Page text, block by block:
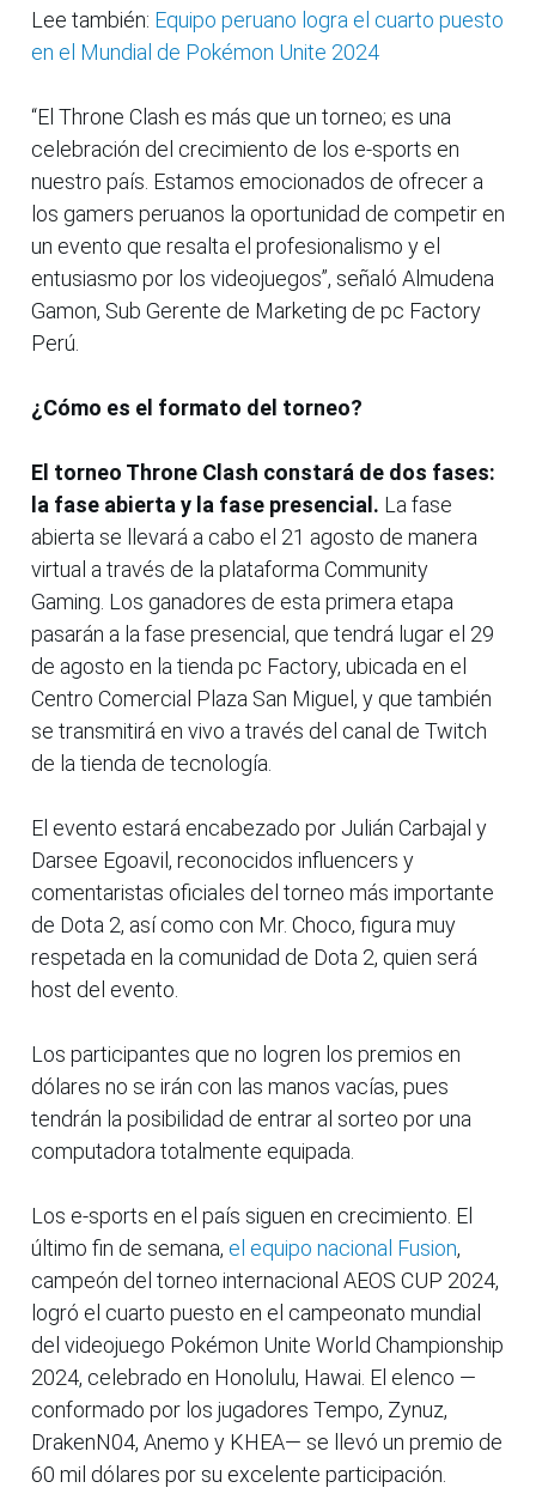
Lee también: Equipo peruano logra el cuarto puesto
en el Mundial de Pokémon Unite 2024
“El Throne Clash es más que un torneo; es una
celebración del crecimiento de los e-sports en
nuestro país. Estamos emocionados de ofrecer a
los gamers peruanos la oportunidad de competir en
un evento que resalta el profesionalismo y el
entusiasmo por los videojuegos”, señaló Almudena
Gamon, Sub Gerente de Marketing de pc Factory
Perú.
¿Cómo es el formato del torneo?
El torneo Throne Clash constará de dos fases:
la fase abierta y la fase presencial. La fase
abierta se llevará a cabo el 21 agosto de manera
virtual a través de la plataforma Community
Gaming. Los ganadores de esta primera etapa
pasarán a la fase presencial, que tendrá lugar el 29
de agosto en la tienda pc Factory, ubicada en el
Centro Comercial Plaza San Miguel, y que también
se transmitirá en vivo a través del canal de Twitch
de la tienda de tecnología.
El evento estará encabezado por Julián Carbajal y
Darsee Egoavil, reconocidos influencers y
comentaristas oficiales del torneo más importante
de Dota 2, así como con Mr. Choco, figura muy
respetada en la comunidad de Dota 2, quien será
host del evento.
Los participantes que no logren los premios en
dólares no se irán con las manos vacías, pues
tendrán la posibilidad de entrar al sorteo por una
computadora totalmente equipada.
Los e-sports en el país siguen en crecimiento. El
último fin de semana, el equipo nacional Fusion,
campeón del torneo internacional AEOS CUP 2024,
logró el cuarto puesto en el campeonato mundial
del videojuego Pokémon Unite World Championship
2024, celebrado en Honolulu, Hawai. El elenco —
conformado por los jugadores Tempo, Zynuz,
DrakenN04, Anemo y KHEA— se llevó un premio de
60 mil dólares por su excelente participación.